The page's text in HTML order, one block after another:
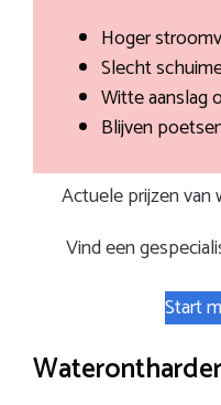
Hoger
Slecht
Witte aanslag
Blijven
Actuele prijzen van
Vind een
Start